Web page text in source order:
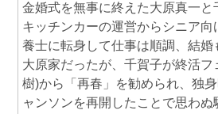
金婚式を無事に終えた大原真一と
キッチンカーの運営からシニア向
養士に転身して仕事は順調、結婚
大原家だったが、千賀子が終活フ
樹)から「再春」を勧められ、独
ャンソンを再開したことで思わぬ